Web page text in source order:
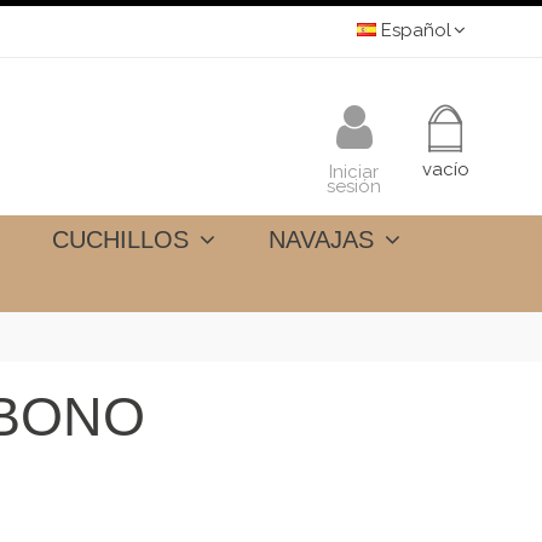
Español
vacío
Iniciar
sesión
CUCHILLOS NAVAJAS